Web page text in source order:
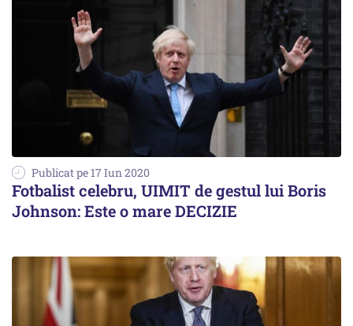
Publicat pe 17 Iun 2020
Fotbalist celebru, UIMIT de gestul lui Boris
Johnson: Este o mare DECIZIE